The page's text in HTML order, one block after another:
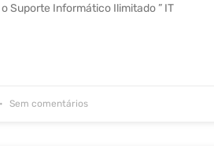
Suporte Informático Ilimitado ” IT
Sem comentários